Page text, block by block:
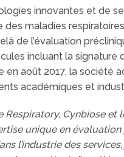
innovantes et de
maladies
de l’évaluation
incluant la
en août 2017, la
académiques et
Cynbiose et
unique en
l’industrie des